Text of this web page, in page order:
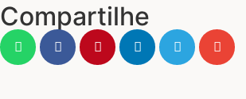
Compartilhe